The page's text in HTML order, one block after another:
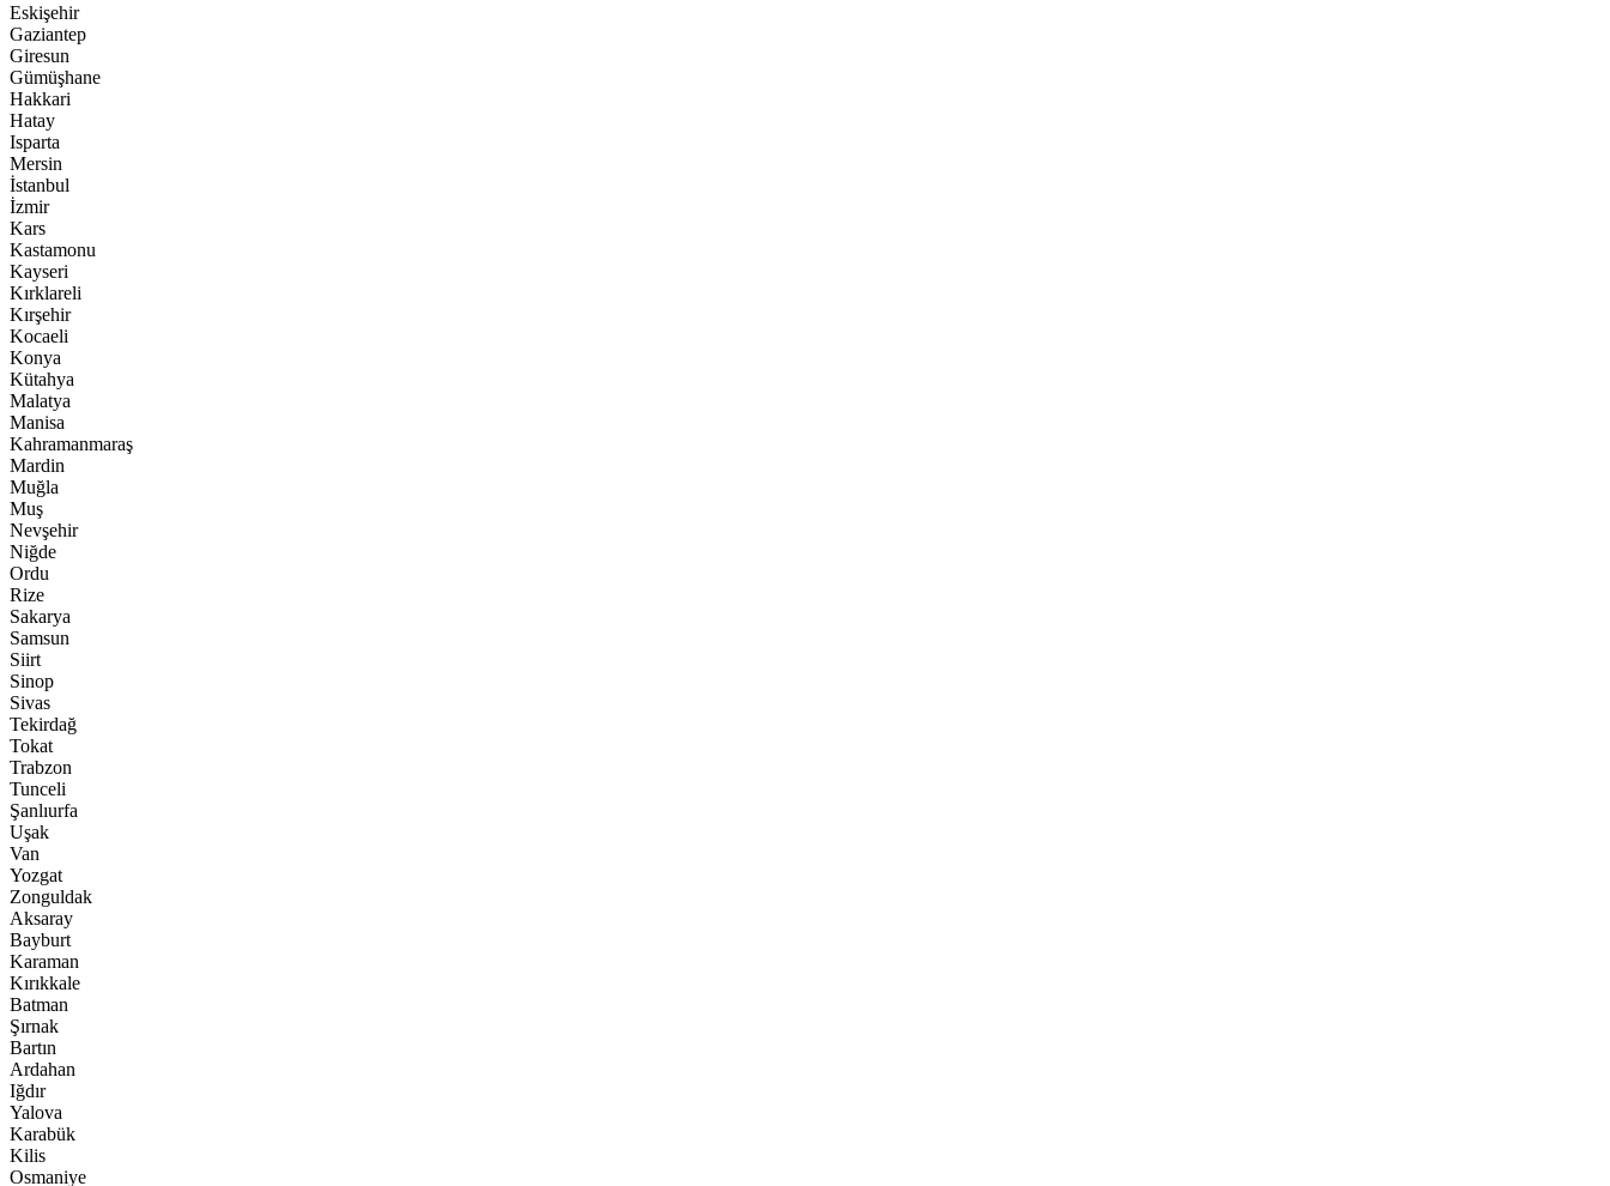
Eskişehir
Gaziantep
Giresun
Gümüşhane
Hakkari
Hatay
Isparta
Mersin
İstanbul
İzmir
Kars
Kastamonu
Kayseri
Kırklareli
Kırşehir
Kocaeli
Konya
Kütahya
Malatya
Manisa
Kahramanmaraş
Mardin
Muğla
Muş
Nevşehir
Niğde
Ordu
Rize
Sakarya
Samsun
Siirt
Sinop
Sivas
Tekirdağ
Tokat
Trabzon
Tunceli
Şanlıurfa
Uşak
Van
Yozgat
Zonguldak
Aksaray
Bayburt
Karaman
Kırıkkale
Batman
Şırnak
Bartın
Ardahan
Iğdır
Yalova
Karabük
Kilis
Osmaniye